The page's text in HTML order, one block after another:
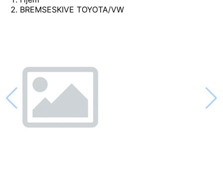
BREMSESKIVE TOYOTA/VW